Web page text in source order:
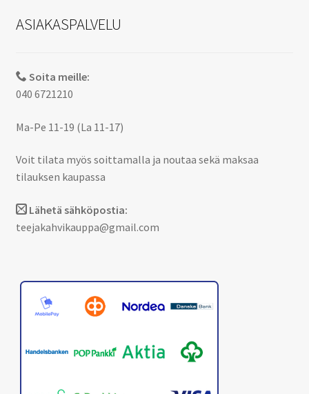
ASIAKASPALVELU
Soita meille:
040 6721210
Ma-Pe 11-19 (La 11-17)
Voit tilata myös soittamalla ja noutaa sekä maksaa
tilauksen kaupassa
Lähetä sähköpostia:
teejakahvikauppa@gmail.com